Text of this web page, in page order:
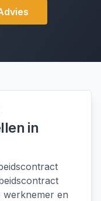
in
werknemer en